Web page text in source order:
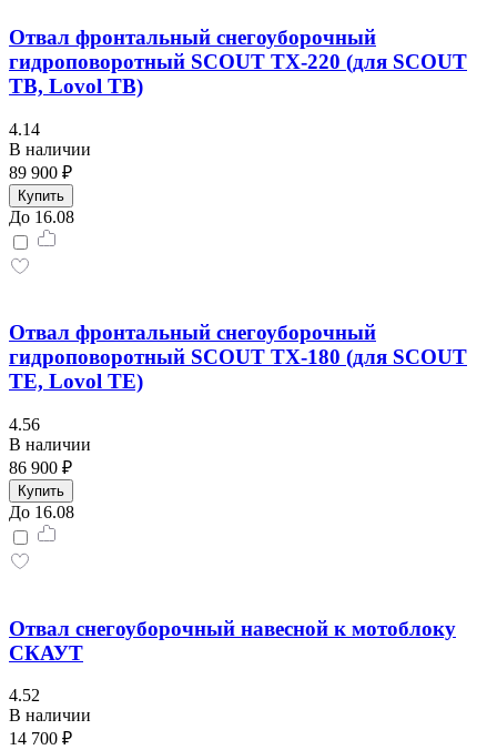
Отвал фронтальный снегоуборочный
гидроповоротный SCOUT TX-220 (для SCOUT
TB, Lovol TB)
4.14
В наличии
89 900 ₽
Купить
До 16.08
Отвал фронтальный снегоуборочный
гидроповоротный SCOUT TX-180 (для SCOUT
TE, Lovol TE)
4.56
В наличии
86 900 ₽
Купить
До 16.08
Отвал снегоуборочный навесной к мотоблоку
СКАУТ
4.52
В наличии
14 700 ₽